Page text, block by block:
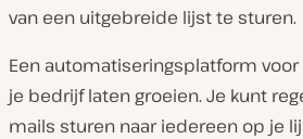
van een uitgebreide lijst te sturen.
Een automatiseringsplatform
je bedrijf laten groeien. Je kunt
mails sturen naar iedereen op je